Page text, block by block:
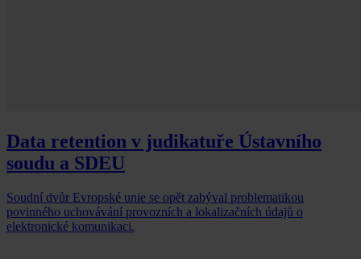
Data retention v judikatuře Ústavního
soudu a SDEU
Soudní dvůr Evropské unie se opět zabýval problematikou
povinného uchovávání provozních a lokalizačních údajů o
elektronické komunikaci.